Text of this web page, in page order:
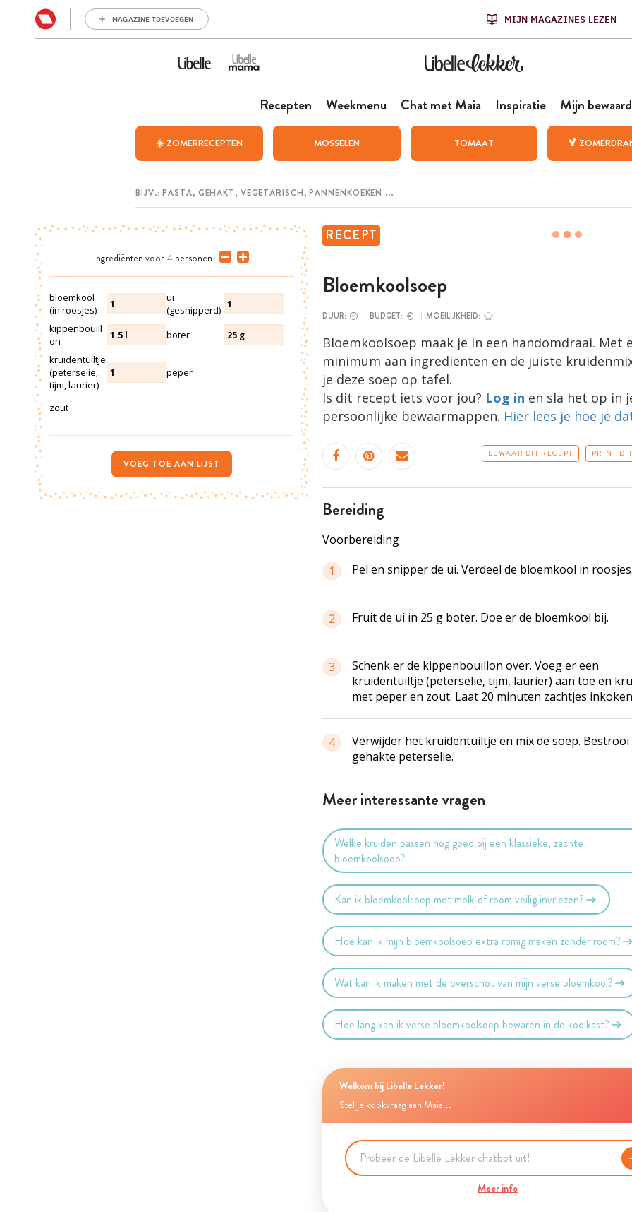
MAGAZINE TOEVOEGEN MIJN MAGAZINES LEZEN
Recepten Weekmenu Chat met Maia Inspiratie Mijn
☀️ ZOMERRECEPTEN MOSSELEN TOMAAT 🍹
RECEPT
Bloemkoolsoep
DUUR: BUDGET: MOEILIJKHEID:
Bloemkoolsoep maak je in een handomdraai. Met
minimum aan ingrediënten en de juiste
je deze soep op tafel.
Is dit recept iets voor jou? Log in en sla het op in
persoonlijke bewaarmappen. Hier lees je hoe je
BEWAAR DIT RECEPT PRINT
bereiding
Voorbereiding
1
Pel en snipper de ui. Verdeel de bloemkool in roosjes.
2 Fruit de ui in 25 g boter. Doe er de bloemkool bij.
3
Schenk er de kippenbouillon over. Voeg er een
kruidentuiltje (peterselie, tijm, laurier) aan toe en
met peper en zout. Laat 20 minuten zachtjes
4
Verwijder het kruidentuiltje en mix de soep. Bestrooi
gehakte peterselie.
Meer interessante vragen
Welke kruiden passen nog goed bij een klassieke, zachte
bloemkoolsoep?
Kan ik bloemkoolsoep met melk of room veilig invriezen?
Hoe kan ik mijn bloemkoolsoep extra romig maken zonder room?
Wat kan ik maken met de overschot van mijn verse bloemkool?
Hoe lang kan ik verse bloemkoolsoep bewaren in de koelkast?
Welkom bij Libelle Lekker!
Stel je kookvraag aan Maia...
Meer info
Ingrediënten voor 4 personen
bloemkool
(in roosjes)
1
ui
(gesnipperd) 1
kippenbouill
on
1.5 l boter 25 g
kruidentuiltje
(peterselie,
tijm, laurier)
1 peper
zout
VOEG TOE AAN LIJST